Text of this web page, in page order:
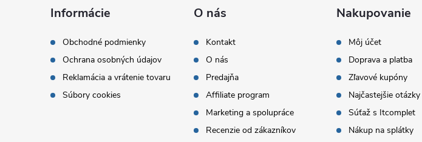
Informácie
Obchodné podmienky
Ochrana osobných údajov
Reklamácia a vrátenie tovaru
Súbory cookies
O nás
Kontakt
O nás
Predajňa
Affiliate program
Marketing a spolupráce
Recenzie od zákazníkov
Nakupovanie
Môj účet
Doprava a platba
Zľavové kupóny
Najčastejšie otázky
Súťaž s Itcomplet
Nákup na splátky